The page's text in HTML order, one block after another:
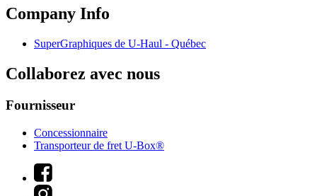
Company Info
SuperGraphiques de U-Haul - Québec
Collaborez avec nous
Fournisseur
Concessionnaire
Transporteur de fret U-Box®